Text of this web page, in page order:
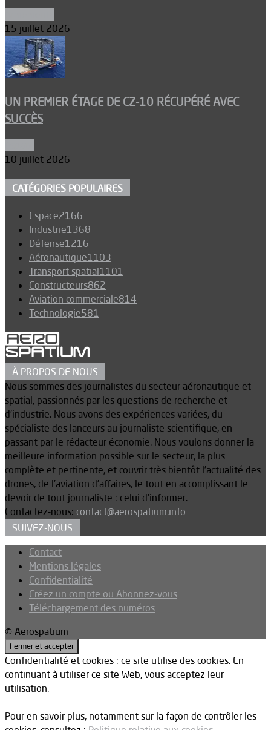
15 juillet 2026
UN PREMIER ÉTAGE DE CZ-10 RÉCUPÉRÉ AVEC
SUCCÈS
10 juillet 2026
CATÉGORIES POPULAIRES
Espace2166
Industrie1368
Défense1216
Aéronautique1103
Transport spatial1101
Constructeurs862
Aviation commerciale814
Technologie581
À PROPOS DE NOUS
Nous sommes des journalistes du secteur aéronautique et
spatial, passionnés par les questions de recherche et
d’industrie. Nous avons des expériences variées, du
spécialiste des lanceurs au journaliste scientifique, en
passant par le rédacteur économie. Nous voulons donner la
meilleure information possible sur le secteur, la plus
complète et pertinente, et couvrir très bientôt l’actualité des
drones, de l’aviation d’affaires, le tout en accomplissant le
devoir de tout journaliste : celui d’informer.
Contactez-nous: contact@aerospatium.info
SUIVEZ-NOUS
Contact
Mentions légales
Confidentialité
Créez un compte ou Abonnez-vous
Téléchargement des numéros
© Aerospatium
Confidentialité et cookies : ce site utilise des cookies. En
continuant à utiliser ce site Web, vous acceptez leur
utilisation.
Pour en savoir plus, notamment sur la façon de contrôler les